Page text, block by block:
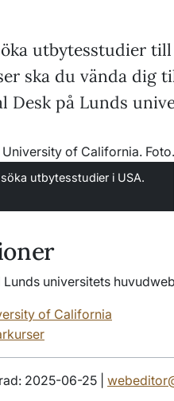
utbytesstudier
ska du vända dig
Desk på Lunds
utbytesstudier i USA.
Lunds universitets
of California
2025-06-25 |